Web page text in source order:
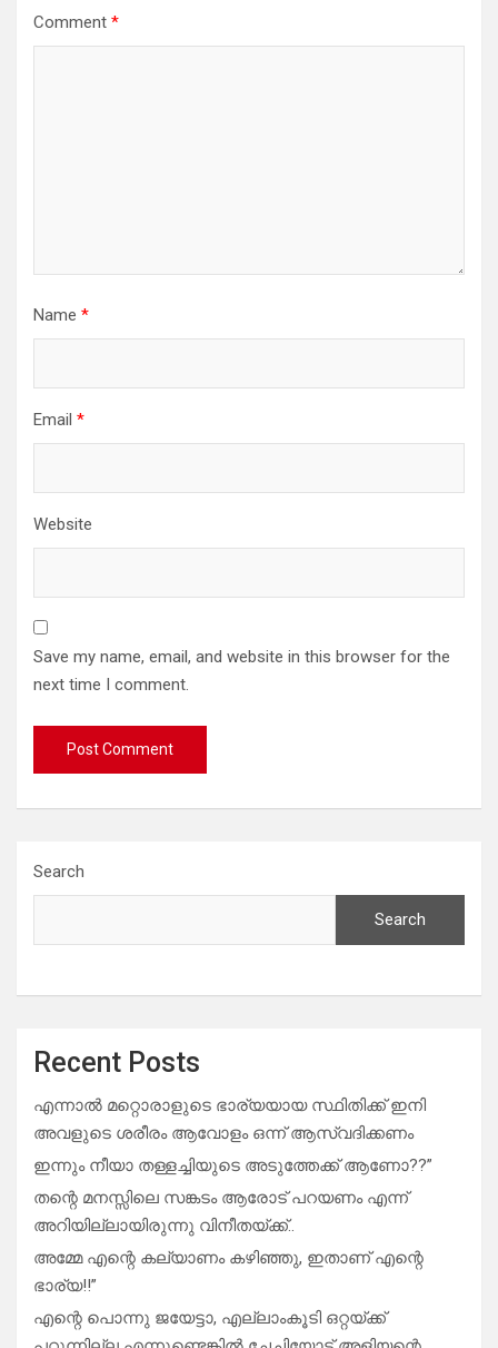
Comment *
Name *
Email *
Website
Save my name, email, and website in this browser for the
next time I comment.
Search
Search
Recent Posts
എന്നാൽ മറ്റൊരാളുടെ ഭാര്യയായ സ്ഥിതിക്ക് ഇനി
അവളുടെ ശരീരം ആവോളം ഒന്ന് ആസ്വദിക്കണം
ഇന്നും നീയാ തള്ളച്ചിയുടെ അടുത്തേക്ക് ആണോ??”
തന്റെ മനസ്സിലെ സങ്കടം ആരോട് പറയണം എന്ന്
അറിയില്ലായിരുന്നു വിനീതയ്ക്ക്..
അമ്മേ എന്റെ കല്യാണം കഴിഞ്ഞു, ഇതാണ് എന്റെ
ഭാര്യ!!”
എന്റെ പൊന്നു ജയേട്ടാ, എല്ലാംകൂടി ഒറ്റയ്ക്ക്